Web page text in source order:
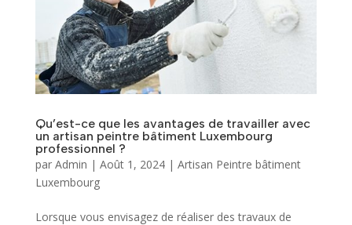
Qu’est-ce que les avantages de travailler avec
un artisan peintre bâtiment Luxembourg
professionnel ?
par Admin | Août 1, 2024| Artisan Peintre bâtiment
Luxembourg
Lorsque vous envisagez de réaliser des travaux de